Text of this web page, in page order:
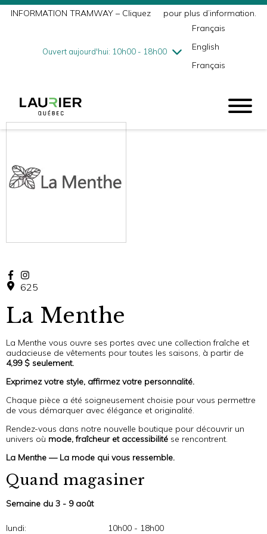
INFORMATION TRAMWAY – Cliquez pour plus d’information.
Ouvert aujourd'hui: 10h00 - 18h00
mercredi8/5
10h00 - 18h00
vendredi8/7
10h00 - 21h00
Français
English
Français
625
La Menthe
La Menthe vous ouvre ses portes avec une collection fraîche et
audacieuse de vêtements pour toutes les saisons, à partir de
4,99 $ seulement.
Exprimez votre style, affirmez votre personnalité.
Chaque pièce a été soigneusement choisie pour vous permettre
de vous démarquer avec élégance et originalité.
Rendez-vous dans notre nouvelle boutique pour découvrir un
univers où mode, fraîcheur et accessibilité se rencontrent.
La Menthe — La mode qui vous ressemble.
Quand magasiner
Semaine du 3 - 9 août
lundi: 10h00 - 18h00